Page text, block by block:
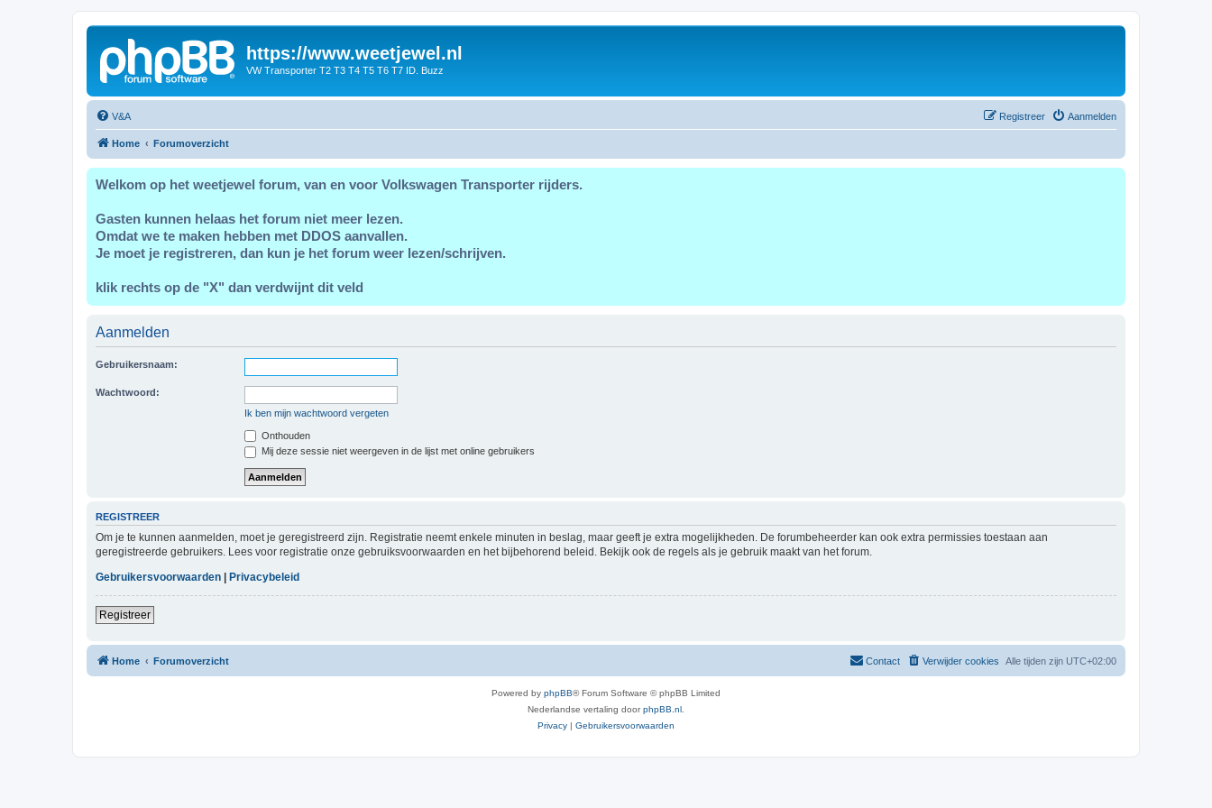
https://www.weetjewel.nl
VW Transporter T2 T3 T4 T5 T6 T7 ID. Buzz
V&A Aanmelden
Registreer
Home Forumoverzicht
Welkom op het weetjewel forum, van en voor Volkswagen Transporter rijders.
Gasten kunnen helaas het forum niet meer lezen.
Omdat we te maken hebben met DDOS aanvallen.
Je moet je registreren, dan kun je het forum weer lezen/schrijven.
klik rechts op de "X" dan verdwijnt dit veld
Aanmelden
Gebruikersnaam:
Wachtwoord:
Ik ben mijn wachtwoord vergeten
Onthouden
Mij deze sessie niet weergeven in de lijst met online gebruikers
REGISTREER
Om je te kunnen aanmelden, moet je geregistreerd zijn. Registratie neemt enkele minuten in beslag, maar geeft je extra mogelijkheden. De forumbeheerder kan ook extra permissies toestaan aan
geregistreerde gebruikers. Lees voor registratie onze gebruiksvoorwaarden en het bijbehorend beleid. Bekijk ook de regels als je gebruik maakt van het forum.
Gebruikersvoorwaarden
Privacybeleid
Registreer
Home Forumoverzicht Alle tijden zijn UTC+02:00
Verwijder cookies
Contact
Powered by phpBB® Forum Software © phpBB Limited
Nederlandse vertaling doorphpBB.nl.
Privacy | Gebruikersvoorwaarden